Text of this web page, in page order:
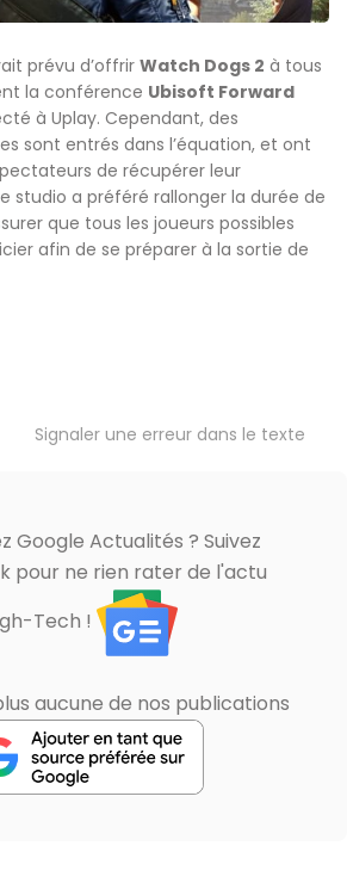
prévu d’offrir Watch Dogs 2 à tous
la conférence Ubisoft Forward
à Uplay. Cependant, des
sont entrés dans l’équation, et ont
de récupérer leur
studio a préféré rallonger la durée de
que tous les joueurs possibles
afin de se préparer à la sortie de
Signaler une erreur dans le texte
Google Actualités ? Suivez
pour ne rien rater de l'actu
Tech !
aucune de nos publications